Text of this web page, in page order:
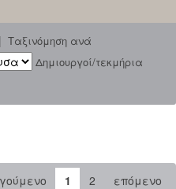
| Ταξινόμηση ανά
Δημιουργοί/τεκμήρια
1 2 επόμενο